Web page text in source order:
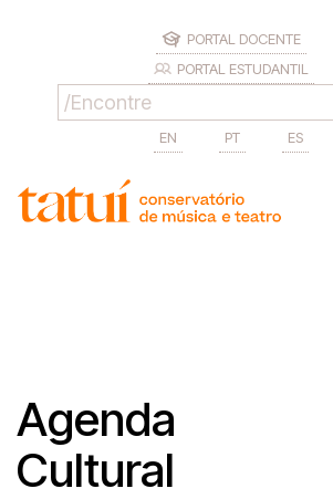
PORTAL DOCENTE
PORTAL ESTUDANTIL
EN PT ES
Agenda
Cultural